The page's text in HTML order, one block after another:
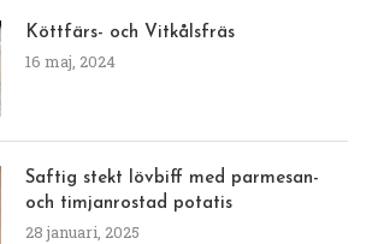
Köttfärs- och Vitkålsfräs
16 maj, 2024
Saftig stekt lövbiff med parmesan-
och timjanrostad potatis
28 januari, 2025